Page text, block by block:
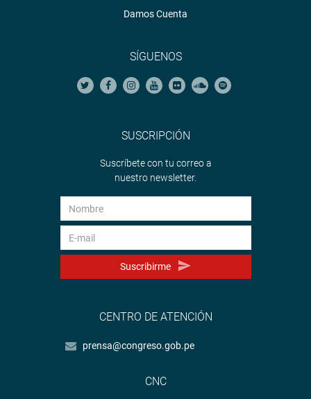
Damos Cuenta
SÍGUENOS
SUSCRIPCIÓN
Suscríbete con tu correo a
nuestro newsletter.
Suscribirme
CENTRO DE ATENCIÓN
prensa@congreso.gob.pe
CNC